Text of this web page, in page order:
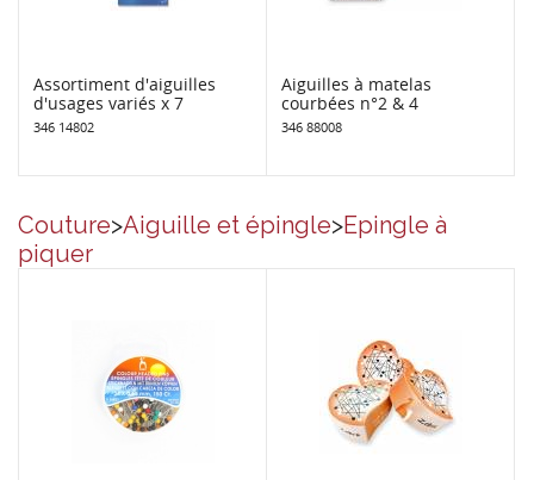
Assortiment d'aiguilles
d'usages variés x 7
346 14802
Aiguilles à matelas
courbées n°2 & 4
346 88008
Couture>Aiguille et épingle>Epingle à
piquer